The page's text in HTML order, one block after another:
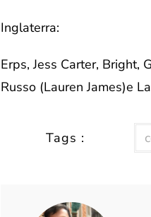
Inglaterra:
Erps, Jess Carter, Bright,
Russo (Lauren James)e
Tags :